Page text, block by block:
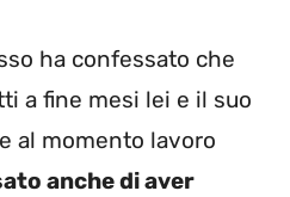
ha confessato che
a fine mesi lei e il suo
al momento lavoro
anche di aver